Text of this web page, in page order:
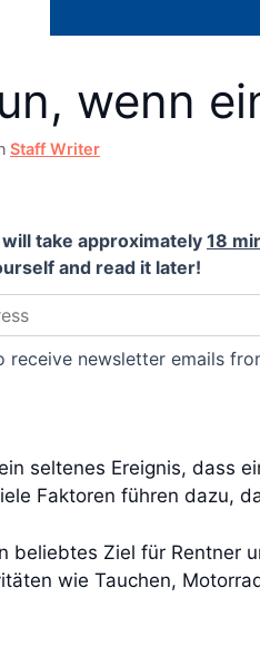
wenn
Staff Writer
take approximately 18
and read it later!
receive newsletter emails
seltenes Ereignis, dass
Faktoren führen dazu,
beliebtes Ziel für Rentner
wie Tauchen,